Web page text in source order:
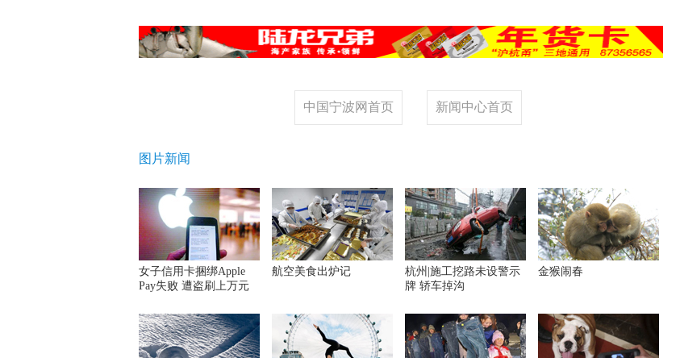
中国宁波网首页 新闻中心首页
图片新闻
女子信用卡捆绑Apple
Pay失败 遭盗刷上万元
航空美食出炉记
杭州|施工挖路未设警示
牌 轿车掉沟
金猴闹春